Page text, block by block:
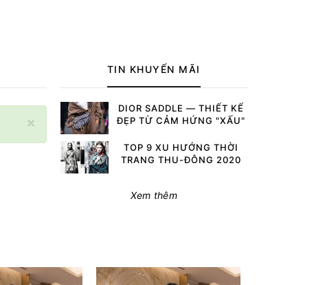
×
TIN KHUYẾN MÃI
DIOR SADDLE — THIẾT KẾ
ĐẸP TỪ CẢM HỨNG "XẤU"
TOP 9 XU HƯỚNG THỜI
TRANG THU-ĐÔNG 2020
Xem thêm